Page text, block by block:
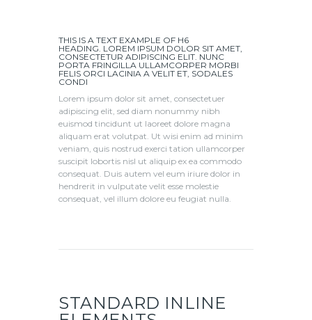
THIS IS A TEXT EXAMPLE OF H6
HEADING. LOREM IPSUM DOLOR SIT AMET,
CONSECTETUR ADIPISCING ELIT. NUNC
PORTA FRINGILLA ULLAMCORPER MORBI
FELIS ORCI LACINIA A VELIT ET, SODALES
CONDI
Lorem ipsum dolor sit amet, consectetuer
adipiscing elit, sed diam nonummy nibh
euismod tincidunt ut laoreet dolore magna
aliquam erat volutpat. Ut wisi enim ad minim
veniam, quis nostrud exerci tation ullamcorper
suscipit lobortis nisl ut aliquip ex ea commodo
consequat. Duis autem vel eum iriure dolor in
hendrerit in vulputate velit esse molestie
consequat, vel illum dolore eu feugiat nulla.
STANDARD INLINE